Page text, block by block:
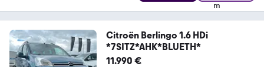
Citroën Berlingo 1.6 HDi
*7SITZ*AHK*BLUETH*
11.990 €